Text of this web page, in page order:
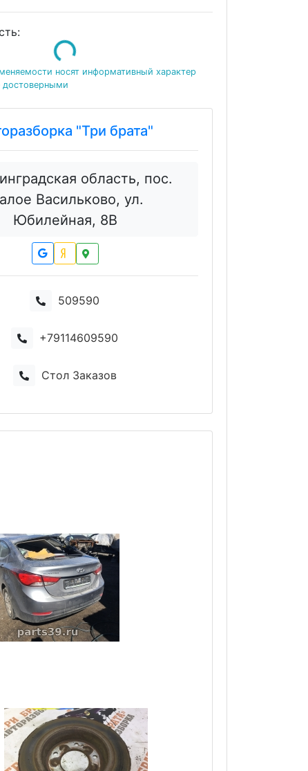
Loading...
носят информативный характер
достоверными
"Три брата"
область, пос.
Васильково, ул.
Юбилейная, 8В
509590
+79114609590
Стол Заказов